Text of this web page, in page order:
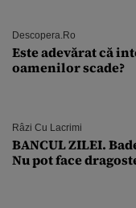
Descopera.ro
Este adevărat că
oamenilor scade?
Râzi Cu Lacrimi
BANCUL ZILEI.
Nu pot face